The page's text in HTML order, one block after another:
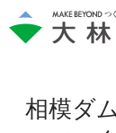
相模ダ